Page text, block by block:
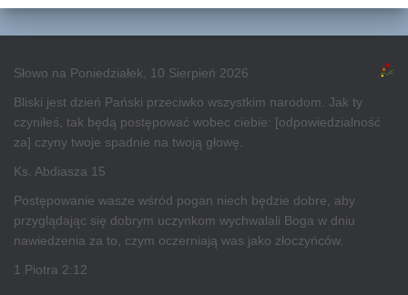
Słowo na Poniedziałek, 10 Sierpień 2026
Bliski jest dzień Pański przeciwko wszystkim narodom. Jak ty
czyniłeś, tak będą postępować wobec ciebie: [odpowiedzialność
za] czyny twoje spadnie na twoją głowę.
Ks. Abdiasza 15
Postępowanie wasze wśród pogan niech będzie dobre, aby
przyglądając się dobrym uczynkom wychwalali Boga w dniu
nawiedzenia za to, czym oczerniają was jako złoczyńców.
1 Piotra 2:12